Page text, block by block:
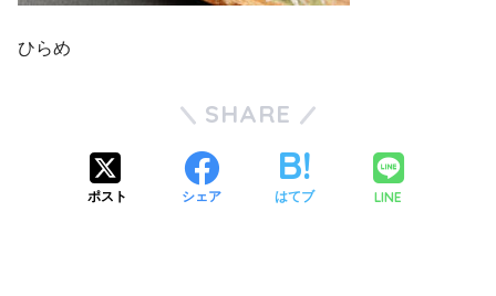
ひらめ
SHARE
ポスト シェア はてブ LINE